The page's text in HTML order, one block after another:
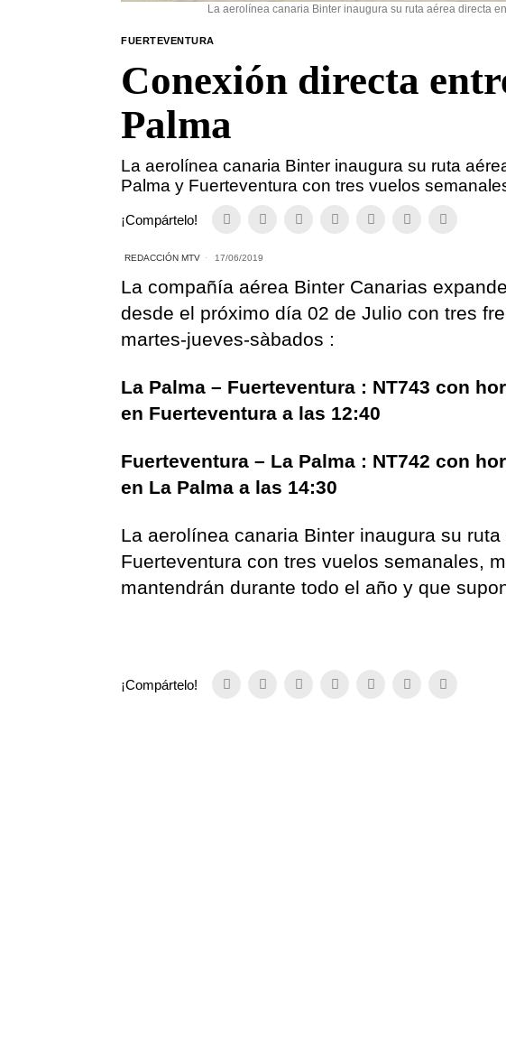
La aerolínea canaria Binter inaugura su ruta aérea directa
FUERTEVENTURA
Conexión directa
Palma
La aerolínea canaria Binter inaugura su ruta
Palma y Fuerteventura con tres vuelos
¡Compártelo!
REDACCIÓN MTV 17/06/2019
La compañía aérea Binter Canarias
desde el próximo día 02 de Julio con tres
martes-jueves-sàbados :
La Palma – Fuerteventura : NT743 con
en Fuerteventura a las 12:40
Fuerteventura – La Palma : NT742 con
en La Palma a las 14:30
La aerolínea canaria Binter inaugura su
Fuerteventura con tres vuelos semanales,
mantendrán durante todo el año y que
¡Compártelo!